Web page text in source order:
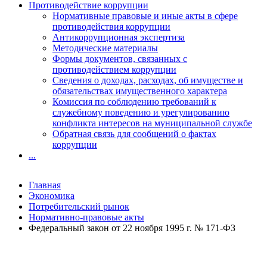
Противодействие коррупции
Нормативные правовые и иные акты в сфере
противодействия коррупции
Антикоррупционная экспертиза
Методические материалы
Формы документов, связанных с
противодействием коррупции
Сведения о доходах, расходах, об имуществе и
обязательствах имущественного характера
Комиссия по соблюдению требований к
служебному поведению и урегулированию
конфликта интересов на муниципальной службе
Обратная связь для сообщений о фактах
коррупции
...
Главная
Экономика
Потребительский рынок
Нормативно-правовые акты
Федеральный закон от 22 ноября 1995 г. № 171-ФЗ